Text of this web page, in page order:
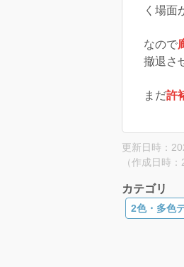
く場面
なので
撤退さ
まだ許
更新日時：
（作成日時
カテゴリ
2色・多色